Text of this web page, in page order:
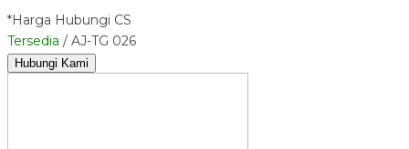
*Harga Hubungi CS
Tersedia / AJ-TG 026
Hubungi Kami